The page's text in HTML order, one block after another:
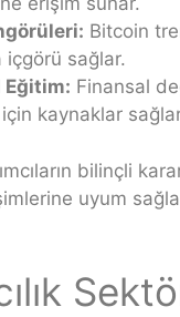
Bitcoin
içgörü sağlar.
Eğitim: Finansal
kaynaklar
bilinçli
uyum